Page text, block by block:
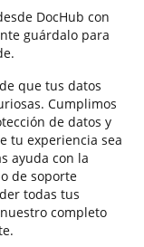
DocHub con
guárdalo para
que tus datos
Cumplimos
de datos y
tu experiencia sea
ayuda con la
de soporte
todas tus
completo